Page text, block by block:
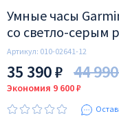
Умные часы
со светло-серым
Артикул: 010-02641-12
35 390 ₽ 44
Экономия 9 600 ₽